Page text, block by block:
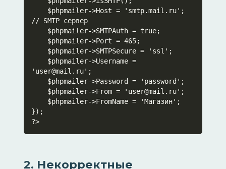
// SMTP сервер
'user@mail.ru';
});
?>
2. Некорректные